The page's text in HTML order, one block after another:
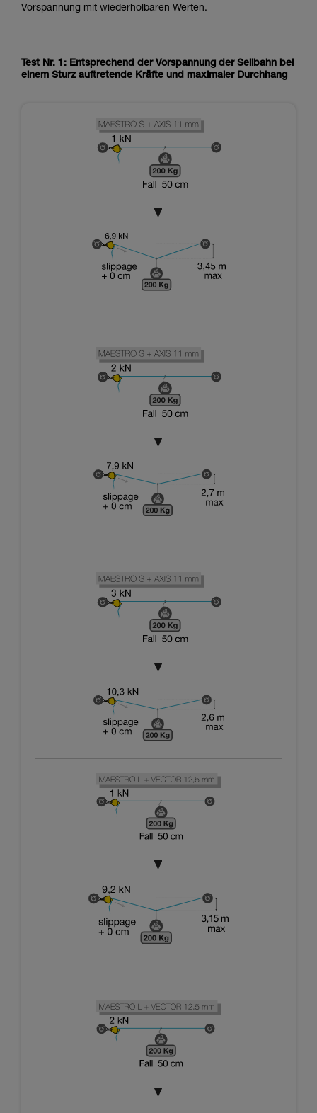
Vorspannung mit wiederholbaren Werten.
Test Nr. 1: Entsprechend der Vorspannung der Seilbahn bei
einem Sturz auftretende Kräfte und maximaler Durchhang